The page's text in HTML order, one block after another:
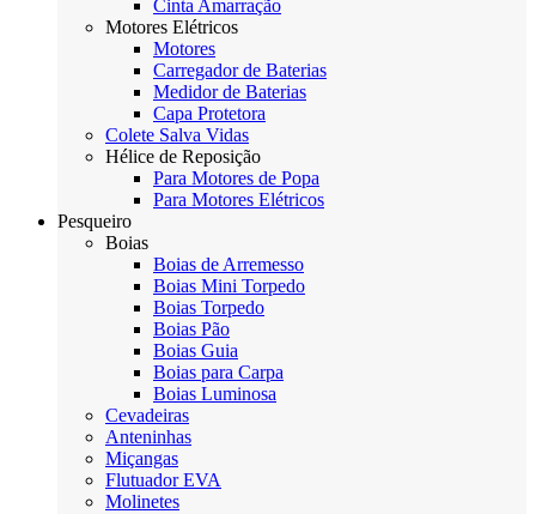
Cinta Amarração
Motores Elétricos
Motores
Carregador de Baterias
Medidor de Baterias
Capa Protetora
Colete Salva Vidas
Hélice de Reposição
Para Motores de Popa
Para Motores Elétricos
Pesqueiro
Boias
Boias de Arremesso
Boias Mini Torpedo
Boias Torpedo
Boias Pão
Boias Guia
Boias para Carpa
Boias Luminosa
Cevadeiras
Anteninhas
Miçangas
Flutuador EVA
Molinetes